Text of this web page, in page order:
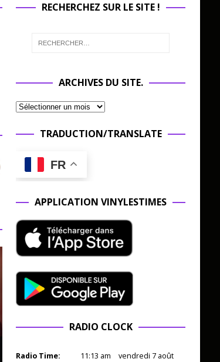
RECHERCHEZ SUR LE SITE !
ARCHIVES DU SITE.
TRADUCTION/TRANSLATE
FR
APPLICATION VINYLESTIMES
RADIO CLOCK
Radio Time: 11:13 am vendredi 7 août